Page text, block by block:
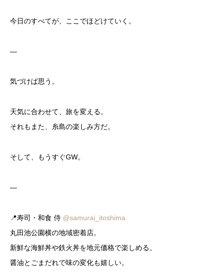
今日のすべてが、ここでほどけていく。
—
気づけば思う。
天気に合わせて、旅を変える。
それもまた、糸島の楽しみ方だ。
そして、もうすぐGW。
—
📍寿司・和食 侍 @samurai_itoshima
丸田池公園横の地域密着店。
新鮮な海鮮丼や鉄火丼を地元価格で楽しめる。
醤油とごまだれで味の変化も嬉しい。